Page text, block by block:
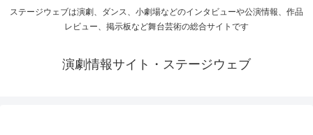
ステージウェブは演劇、ダンス、小劇場などのインタビューや公演情報、作品
レビュー、掲示板など舞台芸術の総合サイトです
演劇情報サイト・ステージウェブ